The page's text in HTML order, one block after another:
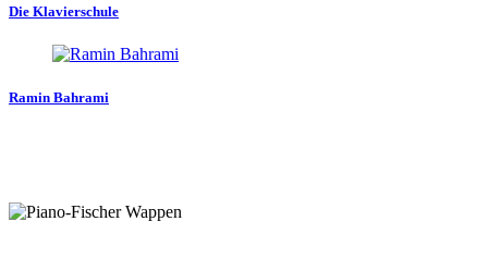
Die Klavierschule
Ramin Bahrami